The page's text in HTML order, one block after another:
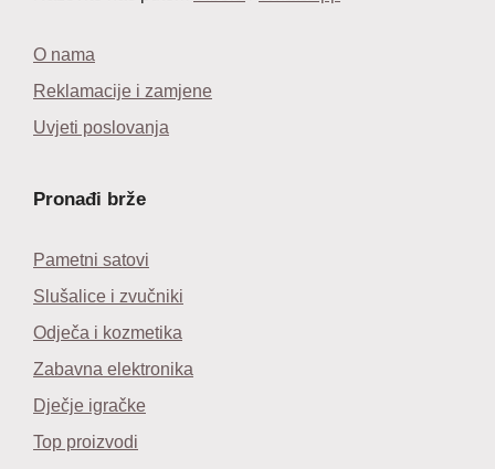
O nama
Reklamacije i zamjene
Uvjeti poslovanja
Pronađi brže
Pametni satovi
Slušalice i zvučniki
Odječa i kozmetika
Zabavna elektronika
Dječje igračke
Top proizvodi